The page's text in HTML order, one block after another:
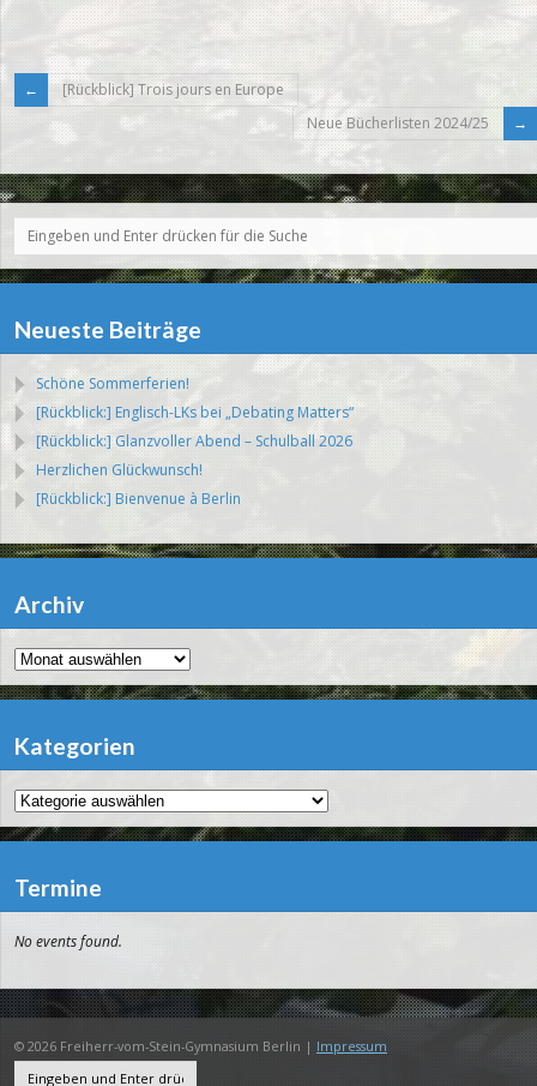
[Rückblick] Trois jours en Europe
Neue Bücherlisten 2024/25
Neueste Beiträge
Schöne Sommerferien!
[Rückblick:] Englisch-LKs bei „Debating Matters“
[Rückblick:] Glanzvoller Abend – Schulball 2026
Herzlichen Glückwunsch!
[Rückblick:] Bienvenue à Berlin
Archiv
Archiv
Kategorien
Kategorien
Termine
No events found.
© 2026 Freiherr-vom-Stein-Gymnasium Berlin | Impressum